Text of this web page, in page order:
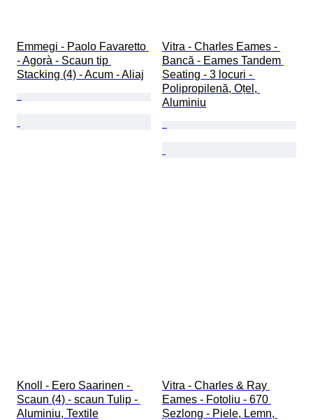
Emmegi - Paolo Favaretto
- Agorà - Scaun tip
Stacking (4) - Acum - Aliaj
Vitra - Charles Eames -
Bancă - Eames Tandem
Seating - 3 locuri -
Polipropilenă, Oțel,
Aluminiu
Knoll - Eero Saarinen -
Scaun (4) - scaun Tulip -
Aluminiu, Textile
Vitra - Charles & Ray
Eames - Fotoliu - 670
Șezlong - Piele, Lemn,